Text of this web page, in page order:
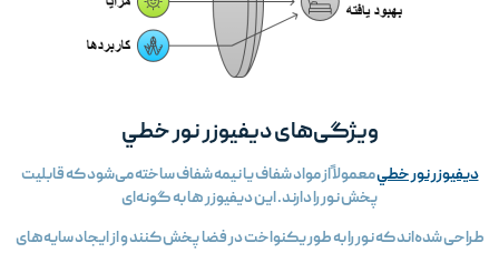
ویژگی‌های ديفيوزر نور خطي
ديفيوزر نور خطيمعمولاً از مواد شفاف یا نیمه شفاف ساخته می‌شود که قابلیت
پخش نور را دارند. این ديفيوزر ها به گونه‌ای
طراحی شده‌اند که نور را به طور یکنواخت در فضا پخش کنند و از ایجاد سایه‌های